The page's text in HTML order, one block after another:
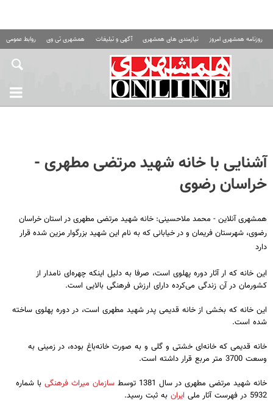
روزنامه همشهری امروز نیازمندی های همشهری آگهی و تبلیغات همشهری تی وی روابط عمومی
آشنایی با خانه شهید مرتضی مطهری -
خراسان رضوی
همشهری آنلاین - محمد ملاحسینی: خانه شهید مرتضی مطهری در استان خراسان
رضوی، شهرستان فریمان و در خیابانی که به نام این شهید بزرگوار مزین شده قرار
دارد
این خانه که ار آثار دوره پهلوی است، صرفا به دلیل اینکه چهره‌ای نامدار از
کشورمان در آن زندگی می‌کرده دارای ارزش فرهنگی بالایی است.
این خانه که بخشی از خانه قدیمی پدر شهید مطهری است، در دوره پهلوی ساخته
شده است.
خانه قدیمی که خانه‌ای خشتی و گلی و به صورت خانه‌باغ بوده، در زمینی به
وسعت 3700 متر مربع قرار داشته است.
خانه شهید مرتضی مطهری در سال 1381 توسط
سازمان میراث فرهنگی با شماره
5932 در فهرست آثار ملی
ایران به ثبت رسید.